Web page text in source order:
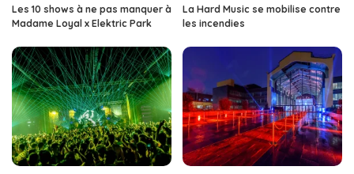
Les 10 shows à ne pas manquer à
Madame Loyal x Elektric Park
La Hard Music se mobilise contre
les incendies